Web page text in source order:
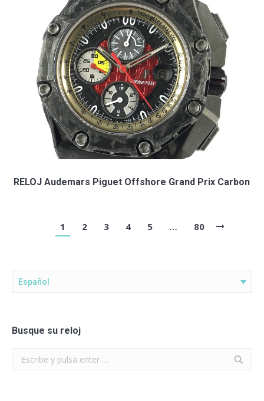
RELOJ Audemars Piguet Offshore Grand Prix Carbon
1 2 3 4 5 … 80
Español
Busque su reloj
Search: